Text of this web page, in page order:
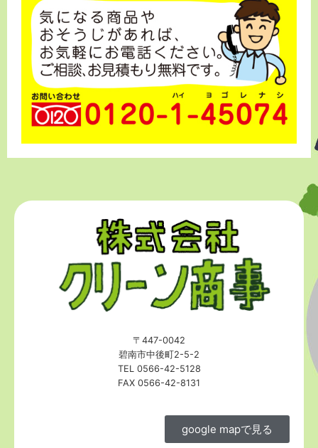
〒447-0042
碧南市中後町2-5-2
TEL 0566-42-5128
FAX 0566-42-8131
google mapで見る